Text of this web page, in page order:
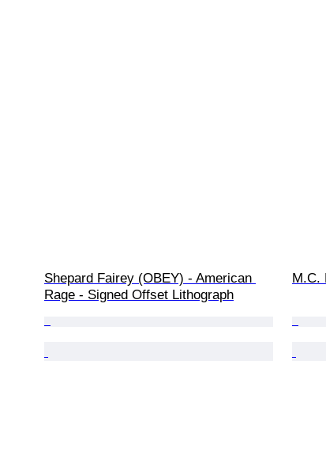
Shepard Fairey (OBEY) - American
Rage - Signed Offset Lithograph
M.C.